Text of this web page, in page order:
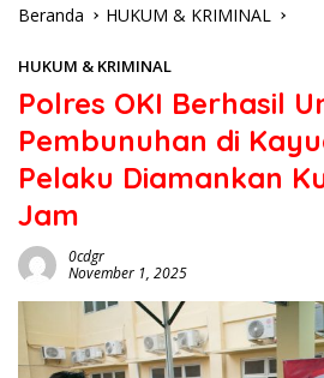
Beranda HUKUM & KRIMINAL
HUKUM & KRIMINAL
Polres OKI Berhasil
Pembunuhan di
Pelaku Diamankan
Jam
0cdgr
November 1, 2025